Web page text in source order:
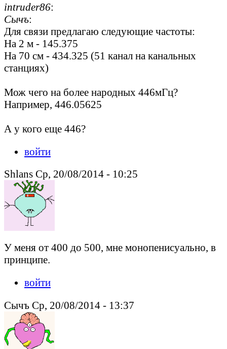
intruder86:
Сычъ:
Для связи предлагаю следующие частоты:
На 2 м - 145.375
На 70 см - 434.325 (51 канал на канальных
станциях)
Мож чего на более народных 446мГц?
Например, 446.05625
А у кого еще 446?
войти
Shlans Ср, 20/08/2014 - 10:25
У меня от 400 до 500, мне монопенисуально, в
принципе.
войти
Сычъ Ср, 20/08/2014 - 13:37